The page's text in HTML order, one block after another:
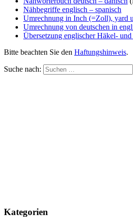
Nähbegriffe englisch – spanisch
Umrechnung in Inch (=Zoll), yard
Umrechnung von deutschen in
Übersetzung englischer Häkel-
Bitte beachten Sie den Haftungshinweis.
Suche nach:
Kategorien